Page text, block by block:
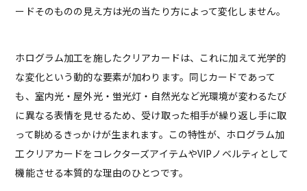
ードそのものの見え方は光の当たり方によって変化しません。
ホログラム加工を施したクリアカードは、これに加えて光学的
な変化という動的な要素が加わります。同じカードであって
も、室内光・屋外光・蛍光灯・自然光など光環境が変わるたび
に異なる表情を見せるため、受け取った相手が繰り返し手に取
って眺めるきっかけが生まれます。この特性が、ホログラム加
工クリアカードをコレクターズアイテムやVIPノベルティとして
機能させる本質的な理由のひとつです。